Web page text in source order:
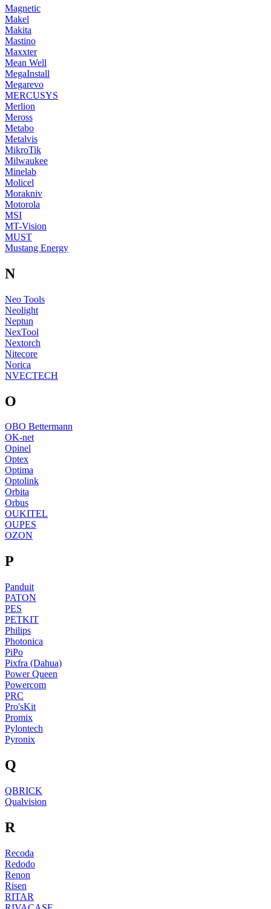
Magnetic
Makel
Makita
Mastino
Maxxter
Mean Well
MegaInstall
Megarevo
MERCUSYS
Merlion
Meross
Metabo
Metalvis
MikroTik
Milwaukee
Minelab
Molicel
Morakniv
Motorola
MSI
MT-Vision
MUST
Mustang Energy
N
Neo Tools
Neolight
Neptun
NexTool
Nextorch
Nitecore
Norica
NVECTECH
O
OBO Bettermann
OK-net
Opinel
Optex
Optima
Optolink
Orbita
Orbus
OUKITEL
OUPES
OZON
P
Panduit
PATON
PES
PETKIT
Philips
Photonica
PiPo
Pixfra (Dahua)
Power Queen
Powercom
PRC
Pro'sKit
Promix
Pylontech
Pyronix
Q
QBRICK
Qualvision
R
Recoda
Redodo
Renon
Risen
RITAR